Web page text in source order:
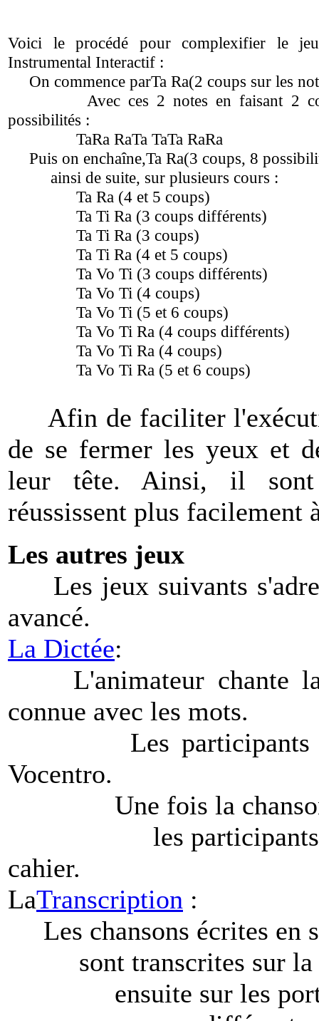
Voici le procédé pour complexifier le
Instrumental Interactif :
On commence parTa Ra(2 coups sur les
Avec ces 2 notes en faisant 2
possibilités :
TaRa RaTa TaTa RaRa
Puis on enchaîne,Ta Ra(3 coups, 8
ainsi de suite, sur plusieurs cours :
Ta Ra (4 et 5 coups)
Ta Ti Ra (3 coups différents)
Ta Ti Ra (3 coups)
Ta Ti Ra (4 et 5 coups)
Ta Vo Ti (3 coups différents)
Ta Vo Ti (4 coups)
Ta Vo Ti (5 et 6 coups)
Ta Vo Ti Ra (4 coups différents)
Ta Vo Ti Ra (4 coups)
Ta Vo Ti Ra (5 et 6 coups)
Afin de faciliter
de se fermer les yeux et
leur tête. Ainsi, il sont
réussissent plus facilement
Les autres jeux
Les jeux suivants
avancé.
La Dictée:
L'animateur chante la
connue avec les mots.
Les participants
Vocentro.
Une fois la chanson
les participants
cahier.
LaTranscription :
Les chansons écrites en
sont transcrites sur la
ensuite sur les